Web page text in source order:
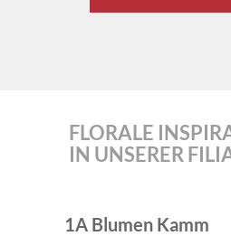
FLORALE
IN UNSERER
1A Blumen Kamm